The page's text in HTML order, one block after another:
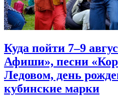
Куда пойти 7–9
Афиши», песни
Ледовом, день
кубинские марки